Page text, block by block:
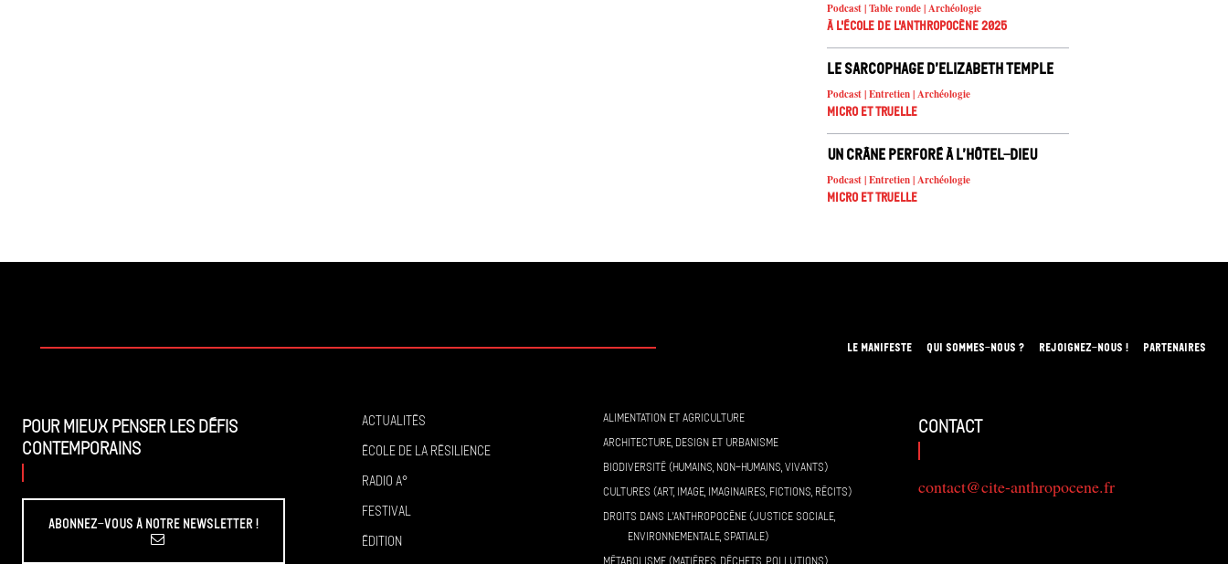
Podcast | Table ronde | Archéologie
À l'école de l'Anthropocène 2025
Le sarcophage d’Elizabeth Temple
Podcast | Entretien | Archéologie
Micro et truelle
Un crâne perforé à l’Hôtel-Dieu
Podcast | Entretien | Archéologie
Micro et truelle
LE MANIFESTE QUI SOMMES-NOUS ? REJOIGNEZ-NOUS ! PARTENAIRES
Pour mieux penser les défis
contemporains
Abonnez-vous à Notre Newsletter !
Actualités
École de la résilience
Radio A°
Festival
Édition
ALIMENTATION ET AGRICULTURE
ARCHITECTURE, DESIGN ET URBANISME
BIODIVERSITÉ (HUMAINS, NON-HUMAINS, VIVANTS)
CULTURES (ART, IMAGE, IMAGINAIRES, FICTIONS, RÉCITS)
DROITS DANS L’ANTHROPOCÈNE (JUSTICE SOCIALE,
ENVIRONNEMENTALE, SPATIALE)
MÉTABOLISME (MATIÈRES, DÉCHETS, POLLUTIONS)
contact
contact@cite-anthropocene.fr